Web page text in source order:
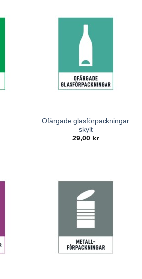
Ofärgade glasförpackningar
skylt
29,00 kr